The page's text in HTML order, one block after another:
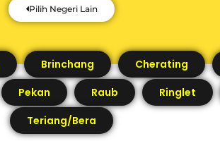
Pilih Negeri Lain
Brinchang
Cherating
Pekan Raub
Ringlet
Teriang/Bera